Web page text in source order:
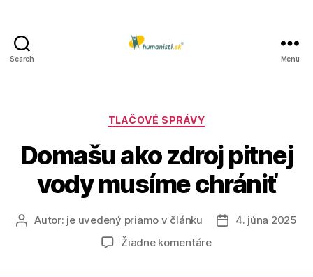
Search Menu
Kategórie
TLAČOVÉ SPRÁVY
Domašu ako zdroj pitnej
vody musíme chrániť
AutorAutor: je uvedený priamo v článku
Dátum
4. júna 2025
Žiadne komentárena